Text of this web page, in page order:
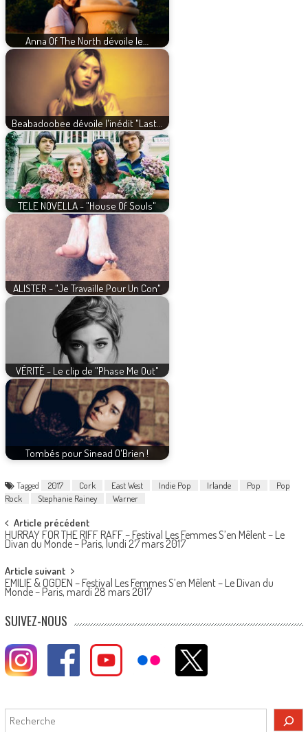
Anna Of The North dévoile le…
Beabadoobee dévoile l'inédit "Last…
TELE NOVELLA - "House Of Souls"
ALISTER - "Je Travaille Pour Un Con"
VÉRITÉ - Le clip de "Phase Me Out"
Tombés pour Sinead O'Brien !
Tagged 2017 Cork East West Indie Pop Irlande Pop
Pop
Rock
Stephanie Rainey Warner
Post
navigation
Article précédent
HURRAY FOR THE RIFF RAFF – Festival Les Femmes S’en Mêlent – Le
Divan du Monde – Paris, lundi 27 mars 2017
Article suivant
EMILIE & OGDEN – Festival Les Femmes S’en Mêlent – Le Divan du
Monde – Paris, mardi 28 mars 2017
SUIVEZ-NOUS
Rechercher